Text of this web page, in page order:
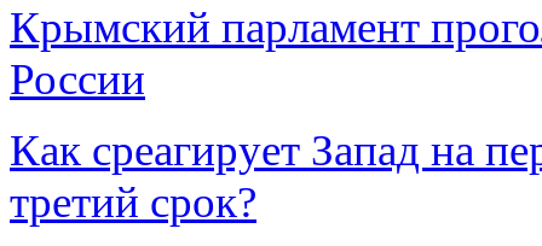
Крымский парламент
России
Как среагирует Запад на
третий срок?